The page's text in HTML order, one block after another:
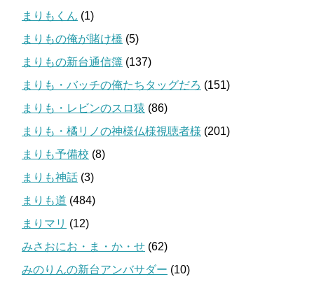
まりもくん (1)
まりもの俺が賭け橋 (5)
まりもの新台通信簿 (137)
まりも・バッチの俺たちタッグだろ (151)
まりも・レビンのスロ猿 (86)
まりも・橘リノの神様仏様視聴者様 (201)
まりも予備校 (8)
まりも神話 (3)
まりも道 (484)
まりマリ (12)
みさおにお・ま・か・せ (62)
みのりんの新台アンバサダー (10)